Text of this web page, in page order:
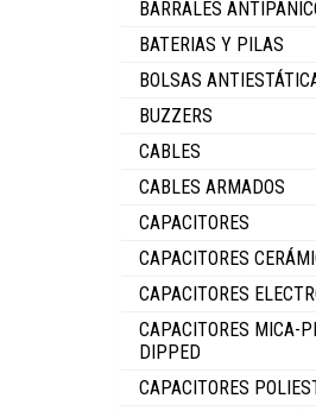
BARRALES
BATERIAS Y PILAS
BOLSAS
BUZZERS
CABLES
CABLES ARMADOS
CAPACITORES
CAPACITORES
CAPACITORES
CAPACITORES MICA-
DIPPED
CAPACITORES